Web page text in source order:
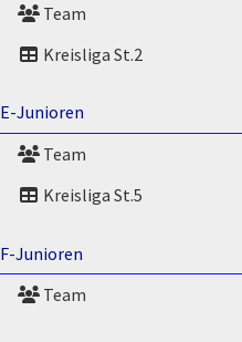
Team
Kreisliga St.2
E-Junioren
Team
Kreisliga St.5
F-Junioren
Team